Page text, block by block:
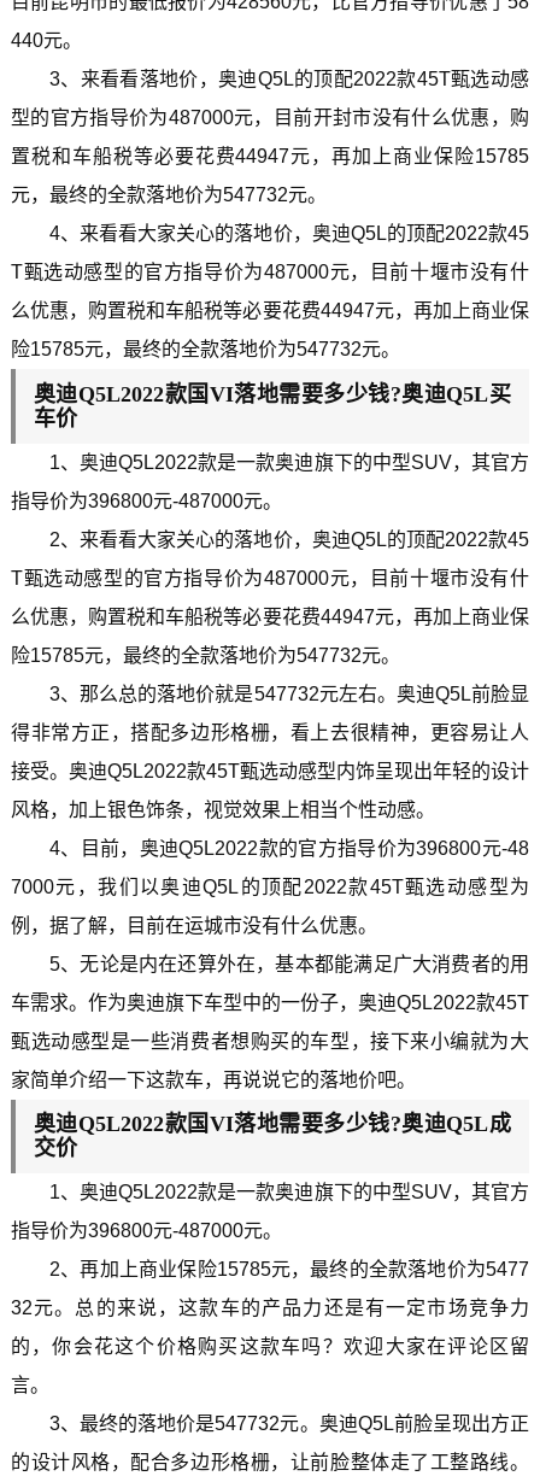
440元。
3、来看看落地价，奥迪Q5L的顶配2022款45T甄选动感
型的官方指导价为487000元，目前开封市没有什么优惠，购
置税和车船税等必要花费44947元，再加上商业保险15785
元，最终的全款落地价为547732元。
4、来看看大家关心的落地价，奥迪Q5L的顶配2022款45
T甄选动感型的官方指导价为487000元，目前十堰市没有什
么优惠，购置税和车船税等必要花费44947元，再加上商业保
险15785元，最终的全款落地价为547732元。
奥迪Q5L2022款国VI落地需要多少钱?奥迪Q5L买
车价
1、奥迪Q5L2022款是一款奥迪旗下的中型SUV，其官方
指导价为396800元-487000元。
2、来看看大家关心的落地价，奥迪Q5L的顶配2022款45
T甄选动感型的官方指导价为487000元，目前十堰市没有什
么优惠，购置税和车船税等必要花费44947元，再加上商业保
险15785元，最终的全款落地价为547732元。
3、那么总的落地价就是547732元左右。奥迪Q5L前脸显
得非常方正，搭配多边形格栅，看上去很精神，更容易让人
接受。奥迪Q5L2022款45T甄选动感型内饰呈现出年轻的设计
风格，加上银色饰条，视觉效果上相当个性动感。
4、目前，奥迪Q5L2022款的官方指导价为396800元-48
7000元，我们以奥迪Q5L的顶配2022款45T甄选动感型为
例，据了解，目前在运城市没有什么优惠。
5、无论是内在还算外在，基本都能满足广大消费者的用
车需求。作为奥迪旗下车型中的一份子，奥迪Q5L2022款45T
甄选动感型是一些消费者想购买的车型，接下来小编就为大
家简单介绍一下这款车，再说说它的落地价吧。
奥迪Q5L2022款国VI落地需要多少钱?奥迪Q5L成
交价
1、奥迪Q5L2022款是一款奥迪旗下的中型SUV，其官方
指导价为396800元-487000元。
2、再加上商业保险15785元，最终的全款落地价为5477
32元。总的来说，这款车的产品力还是有一定市场竞争力
的，你会花这个价格购买这款车吗？欢迎大家在评论区留
言。
3、最终的落地价是547732元。奥迪Q5L前脸呈现出方正
的设计风格，配合多边形格栅，让前脸整体走了工整路线。